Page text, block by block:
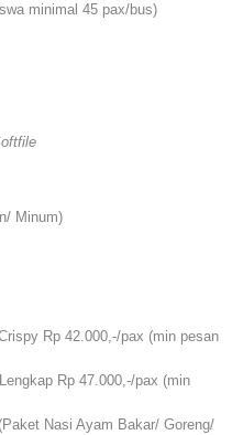
minimal 45 pax/bus)
Minum)
Rp 42.000,-/pax (min pesan
Rp 47.000,-/pax (min
Nasi Ayam Bakar/ Goreng/